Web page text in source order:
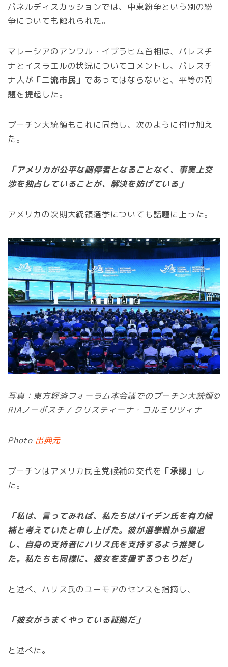
パネルディスカッションでは、中東紛争という別の紛
争についても触れられた。
マレーシアのアンワル・イブラヒム首相は、パレスチ
ナとイスラエルの状況についてコメントし、パレスチ
ナ人が 「二流市民」 であってはならないと、平等の問
題を提起した。
プーチン大統領もこれに同意し、次のように付け加え
た。
「アメリカが公平な調停者となることなく、事実上交
渉を独占していることが、解決を妨げている」
アメリカの次期大統領選挙についても話題に上った。
写真：東方経済フォーラム本会議でのプーチン大統領©
RIAノーボスチ / クリスティーナ・コルミリツィナ
Photo 出典元
プーチンはアメリカ民主党候補の交代を 「承認」 し
た。
「私は、言ってみれば、私たちはバイデン氏を有力候
補と考えていたと申し上げた。彼が選挙戦から撤退
し、自身の支持者にハリス氏を支持するよう推奨し
た。私たちも同様に、彼女を支援するつもりだ」
と述べ、ハリス氏のユーモアのセンスを指摘し、
「彼女がうまくやっている証拠だ」
と述べた。